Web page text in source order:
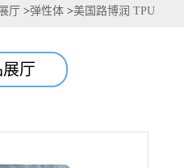
厅 >弹性体 >美国路博润 TPU
厅